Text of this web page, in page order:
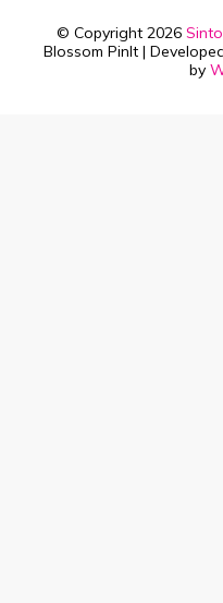
© Copyright 2026
Blossom PinIt |
by